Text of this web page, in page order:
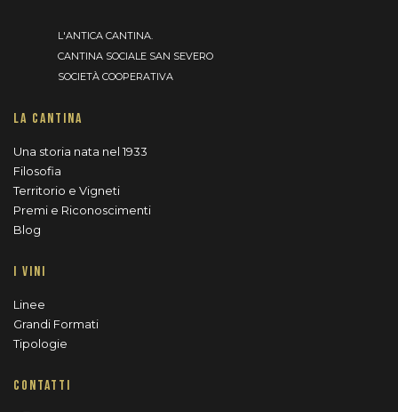
L'ANTICA CANTINA.
CANTINA SOCIALE SAN SEVERO
SOCIETÀ COOPERATIVA
LA CANTINA
Una storia nata nel 1933
Filosofia
Territorio e Vigneti
Premi e Riconoscimenti
Blog
I VINI
Linee
Grandi Formati
Tipologie
CONTATTI